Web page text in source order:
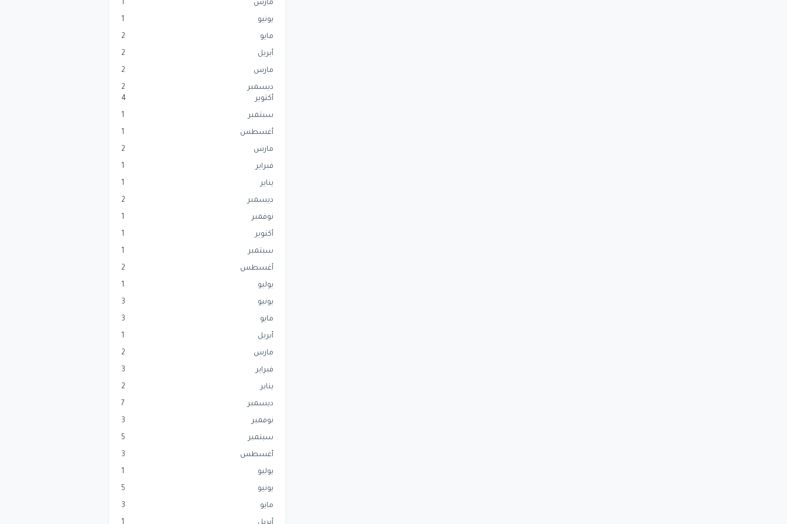
مارس 1
يونيو 1
مايو 2
أبريل 2
مارس 2
ديسمبر
2
أكتوبر
4
سبتمبر 1
أغسطس 1
مارس 2
فبراير 1
يناير 1
ديسمبر 2
نوفمبر 1
أكتوبر 1
سبتمبر 1
أغسطس 2
يوليو 1
يونيو 3
مايو 3
أبريل 1
مارس 2
فبراير 3
يناير 2
ديسمبر 7
نوفمبر 3
سبتمبر 5
أغسطس 3
يوليو 1
يونيو 5
مايو 3